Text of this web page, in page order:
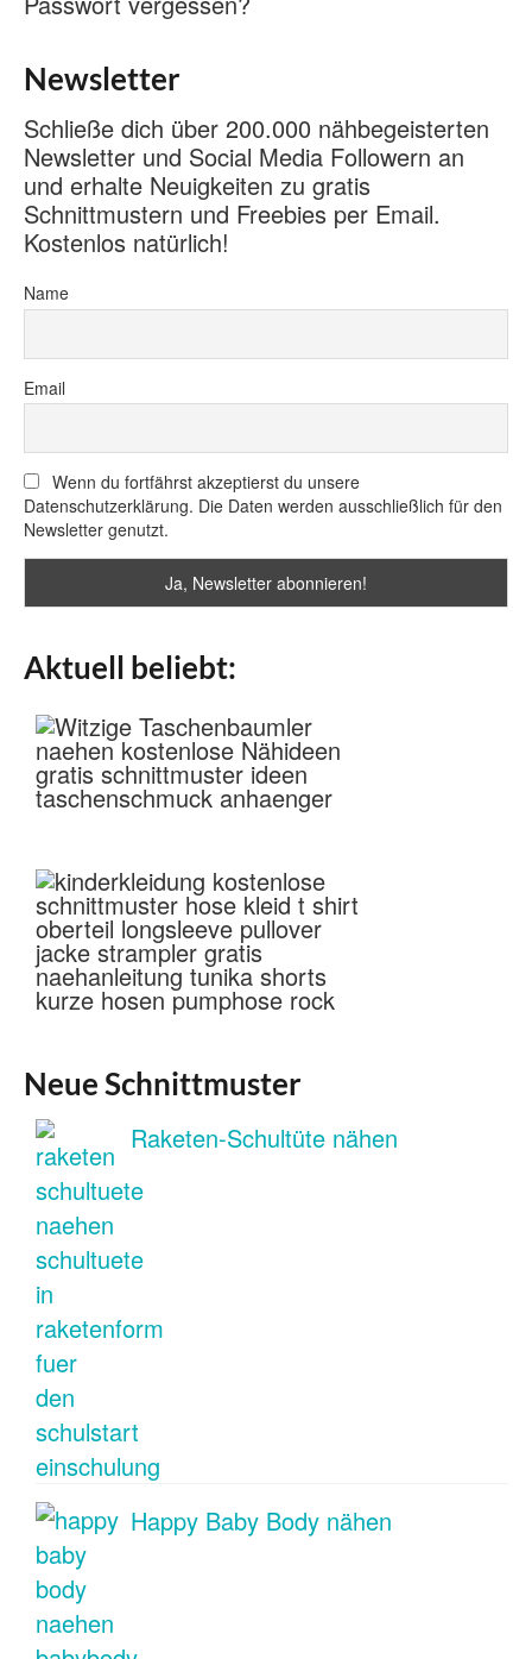
Newsletter
Schließe dich über 200.000 nähbegeisterten
Newsletter und Social Media Followern an
und erhalte Neuigkeiten zu gratis
Schnittmustern und Freebies per Email.
Kostenlos natürlich!
Name
Email
Wenn du fortfährst akzeptierst du unsere
Datenschutzerklärung. Die Daten werden ausschließlich für den
Newsletter genutzt.
Aktuell beliebt:
Neue Schnittmuster
Raketen-Schultüte nähen
Happy Baby Body nähen